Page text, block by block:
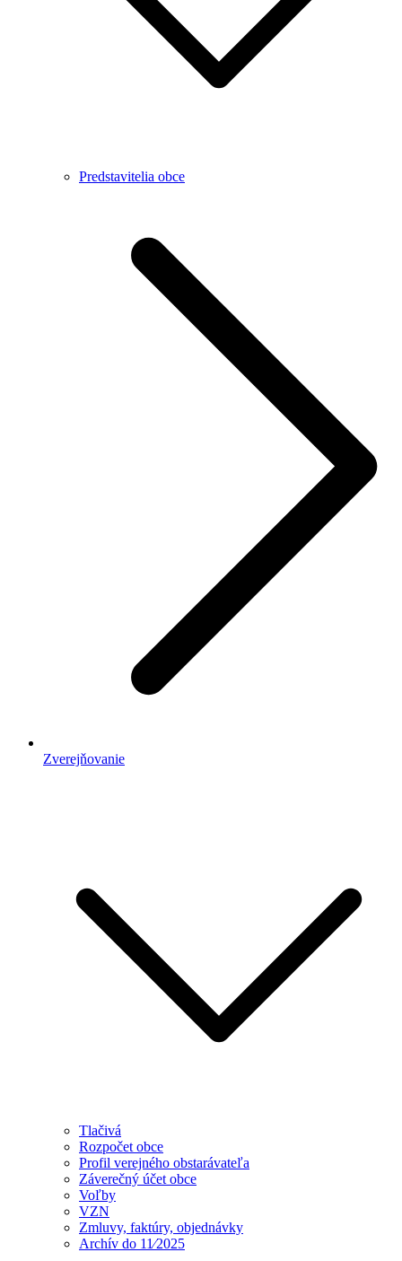
Predstavitelia obce
Zverejňovanie
Tlačivá
Rozpočet obce
Profil verejného obstarávateľa
Záverečný účet obce
Voľby
VZN
Zmluvy, faktúry, objednávky
Archív do 11⁄2025